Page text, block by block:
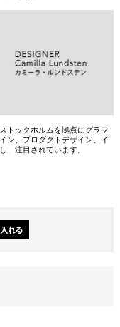
トックホルムを拠点にグラフ
ン、プロダクトデザイン、イ
、注目されています。